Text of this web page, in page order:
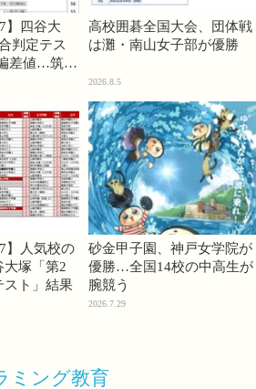
】四谷大
判定テス
差値…筑駒
＞
高校囲碁全国大会、団体戦
は灘・南山女子部が優勝
2026.8.5
】人気校の
塚「第2
スト」結果
砂金甲子園、神戸女学院が
優勝…全国14校の中高生が
腕競う
2026.7.29
ミング教育